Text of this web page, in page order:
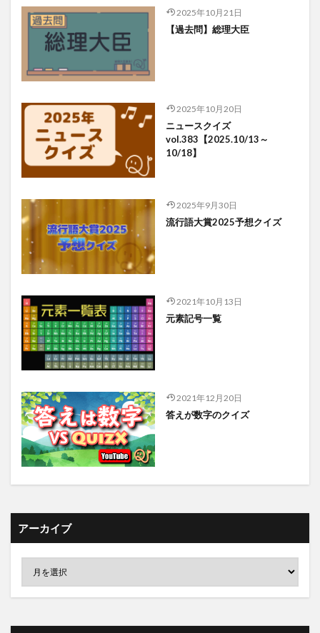
2025年10月21日
【過去問】総理大臣
2025年10月20日
ニュースクイズ
vol.383【2025.10/13～
10/18】
2025年9月30日
流行語大賞2025予想クイズ
2021年10月13日
元素記号一覧
2021年12月20日
答えが数字のクイズ
アーカイブ